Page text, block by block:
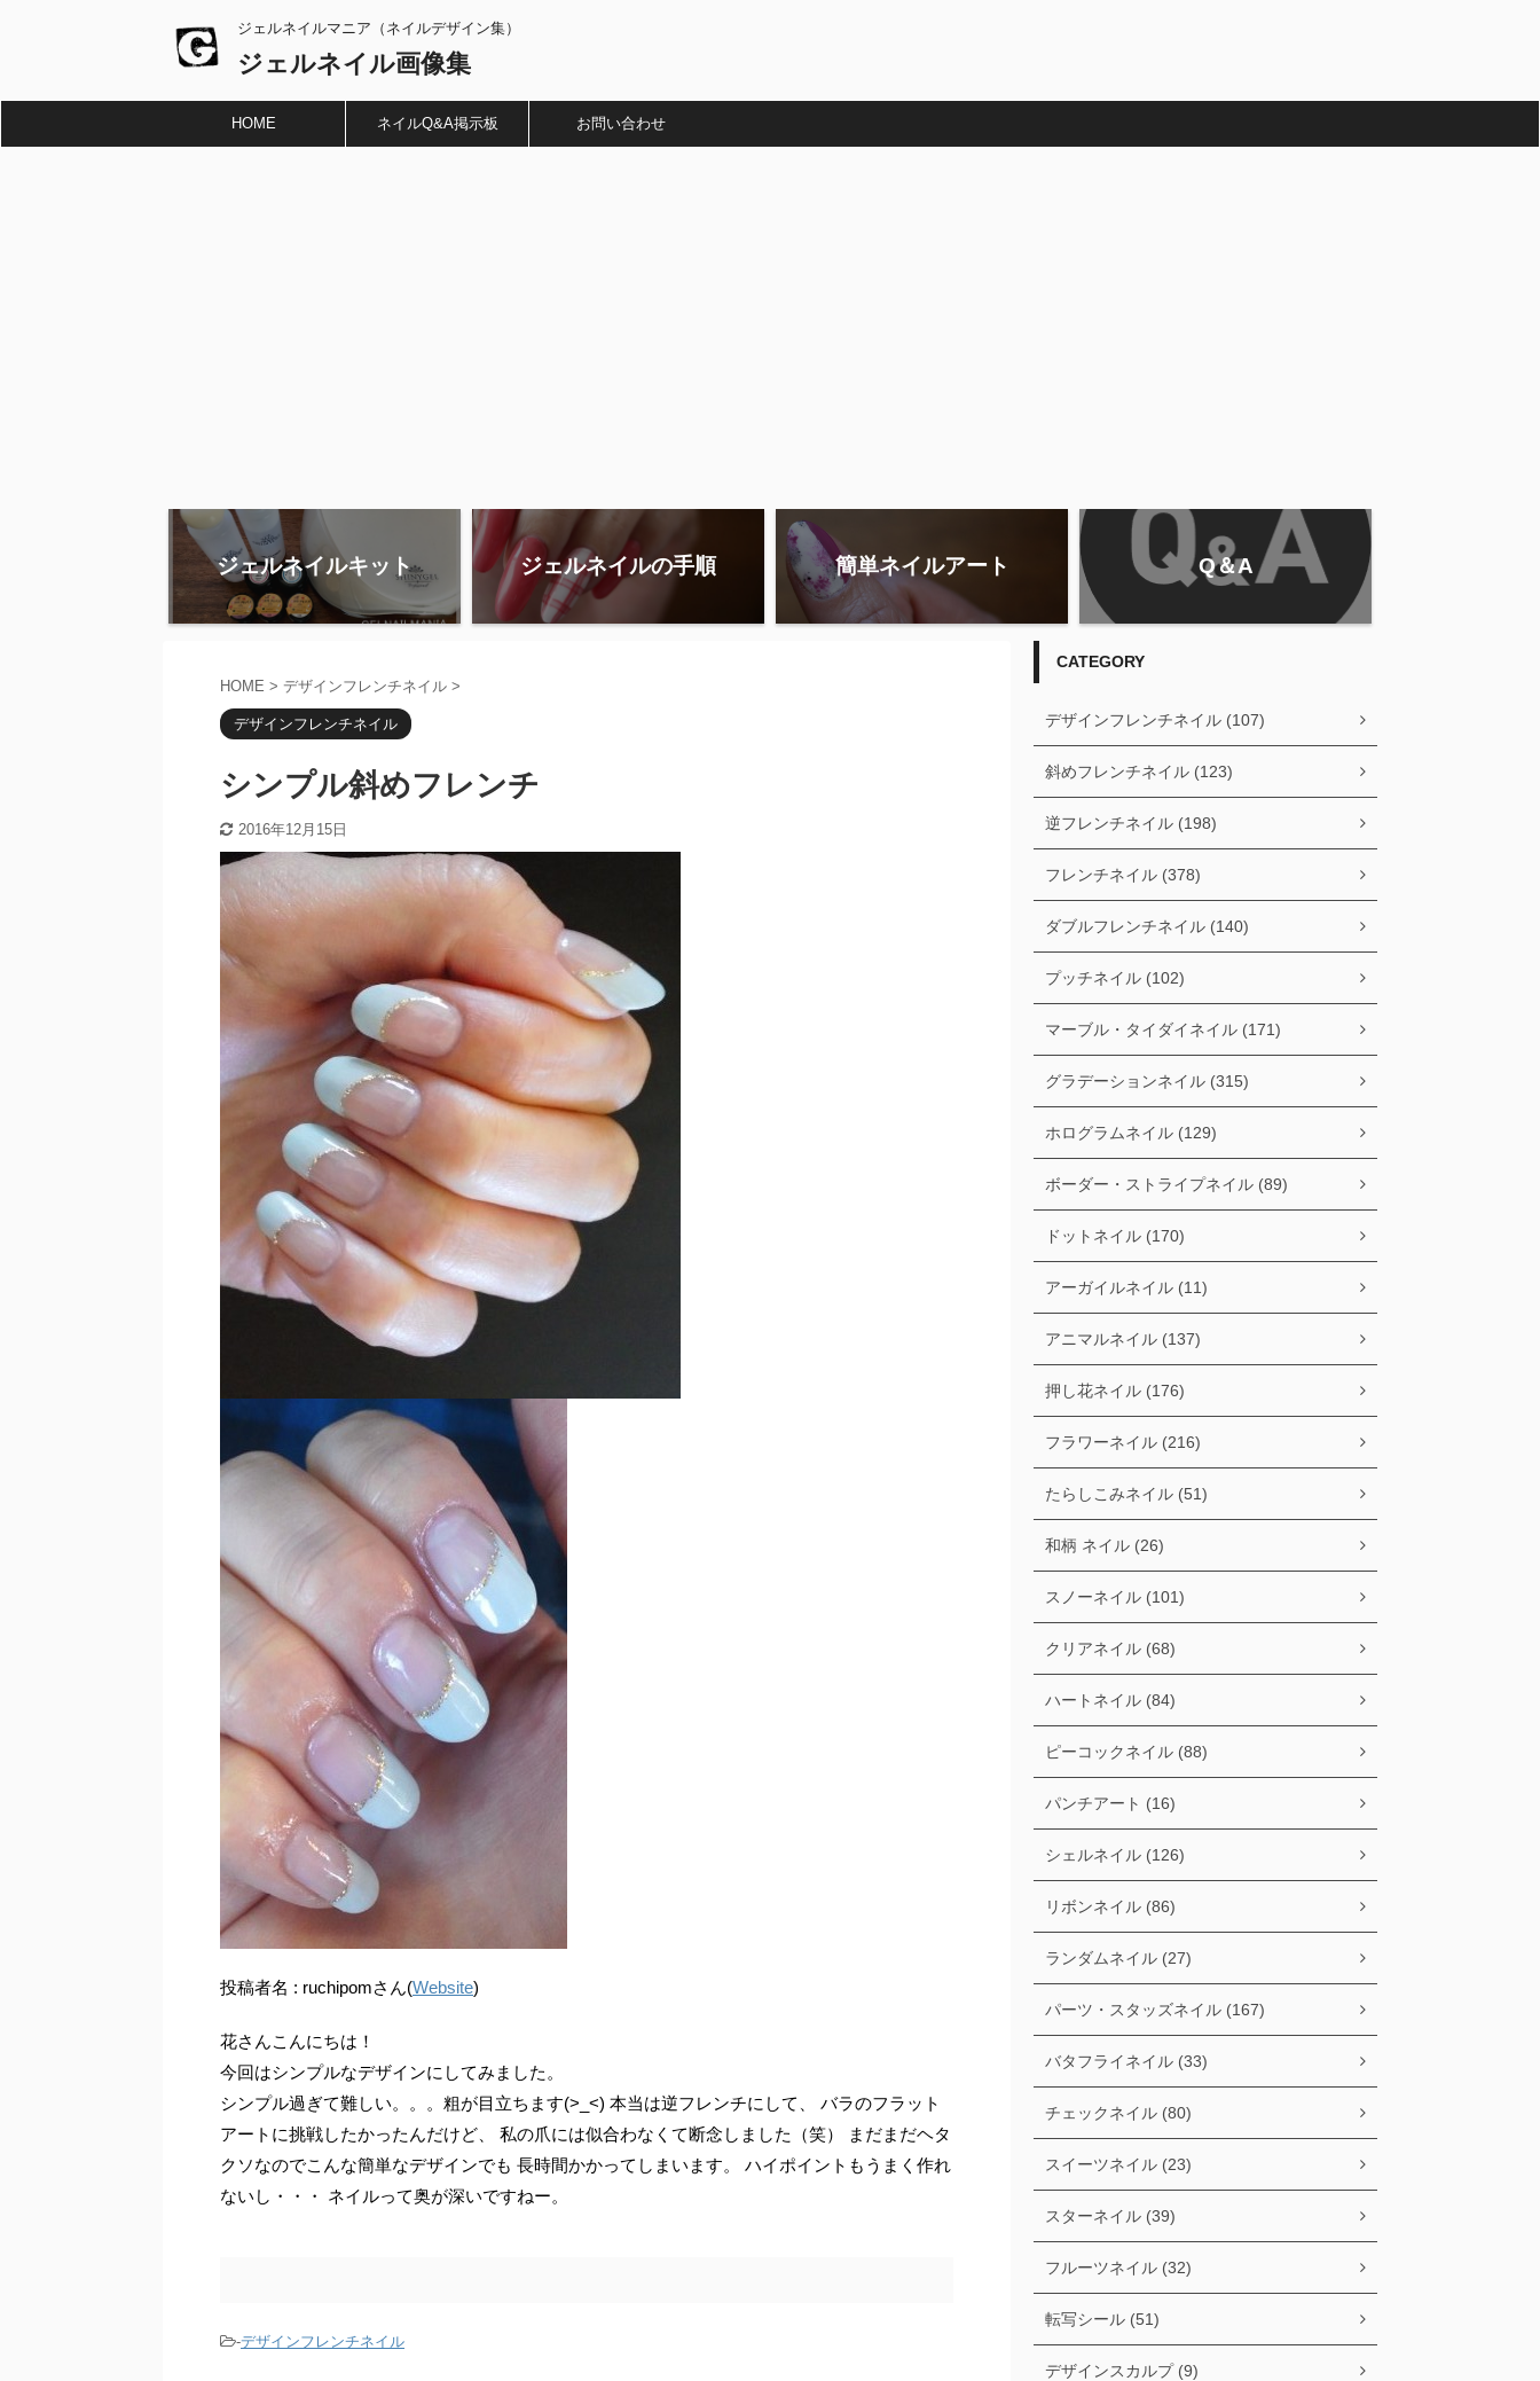
ジェルネイルマニア（ネイルデザイン集）
ジェルネイル画像集
HOME ネイルQ&A掲示板 お問い合わせ
ジェルネイルキット ジェルネイルの手順 簡単ネイルアート Q＆A
HOME > デザインフレンチネイル >
デザインフレンチネイル
シンプル斜めフレンチ
2016年12月15日
投稿者名 : ruchipomさん(Website)
花さんこんにちは！
今回はシンプルなデザインにしてみました。
シンプル過ぎて難しい。。。粗が目立ちます(>_<) 本当は逆フレンチにして、 バラのフラット
アートに挑戦したかったんだけど、 私の爪には似合わなくて断念しました（笑） まだまだヘタ
クソなのでこんな簡単なデザインでも 長時間かかってしまいます。 ハイポイントもうまく作れ
ないし・・・ ネイルって奥が深いですねー。
-デザインフレンチネイル
CATEGORY
デザインフレンチネイル (107)
斜めフレンチネイル (123)
逆フレンチネイル (198)
フレンチネイル (378)
ダブルフレンチネイル (140)
プッチネイル (102)
マーブル・タイダイネイル (171)
グラデーションネイル (315)
ホログラムネイル (129)
ボーダー・ストライプネイル (89)
ドットネイル (170)
アーガイルネイル (11)
アニマルネイル (137)
押し花ネイル (176)
フラワーネイル (216)
たらしこみネイル (51)
和柄 ネイル (26)
スノーネイル (101)
クリアネイル (68)
ハートネイル (84)
ピーコックネイル (88)
パンチアート (16)
シェルネイル (126)
リボンネイル (86)
ランダムネイル (27)
パーツ・スタッズネイル (167)
バタフライネイル (33)
チェックネイル (80)
スイーツネイル (23)
スターネイル (39)
フルーツネイル (32)
転写シール (51)
デザインスカルプ (9)